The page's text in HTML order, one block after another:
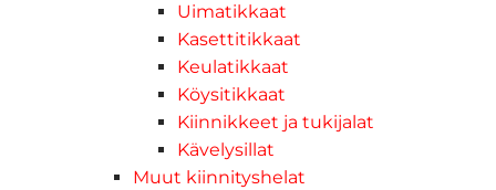
Uimatikkaat
Kasettitikkaat
Keulatikkaat
Köysitikkaat
Kiinnikkeet ja tukijalat
Kävelysillat
Muut kiinnityshelat